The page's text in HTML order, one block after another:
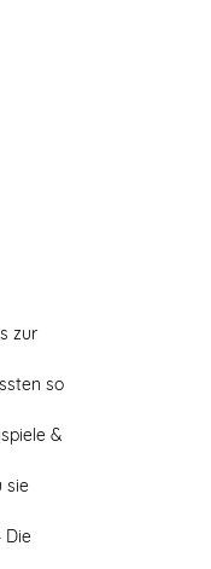
zur
so
&
sie
Die